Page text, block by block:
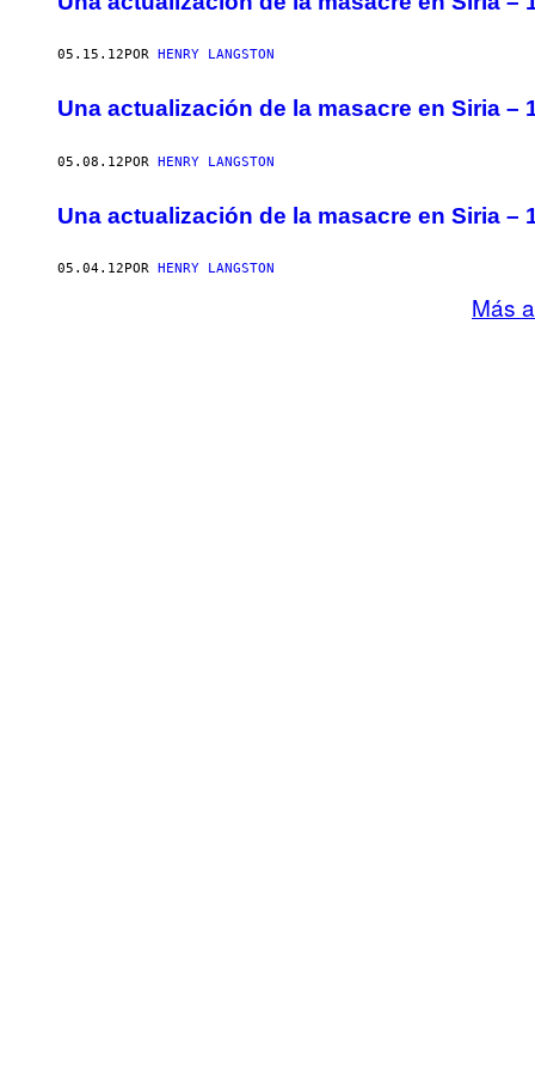
05.15.12 POR HENRY LANGSTON
Una actualización de la masacre en Siria –
05.08.12POR HENRY LANGSTON
Una actualización de la masacre en Siria –
05.04.12 POR HENRY LANGSTON
Más